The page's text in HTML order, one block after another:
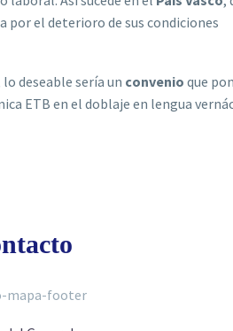
por el deterioro de sus condiciones
lo deseable sería un convenio que
ETB en el doblaje en lengua